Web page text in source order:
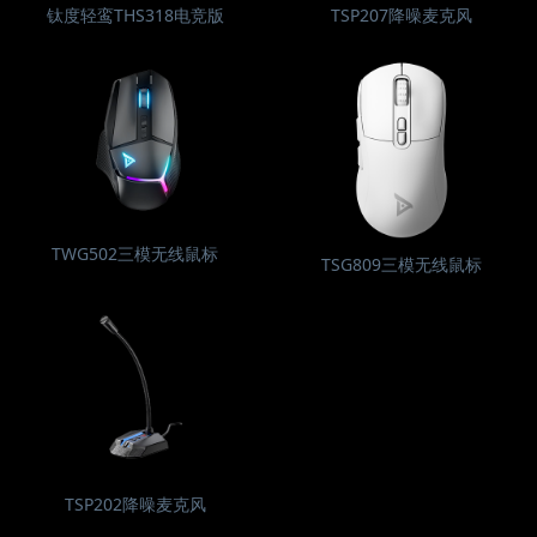
钛度轻鸾THS318电竞版 TSP207降噪麦克风
TWG502三模无线鼠标 TSG809三模无线鼠标
TSP202降噪麦克风